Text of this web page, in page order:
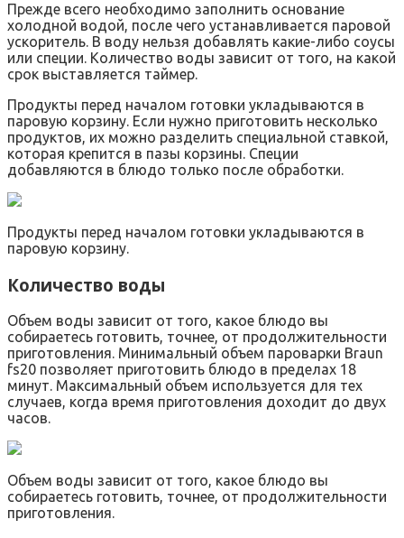
Прежде всего необходимо заполнить основание
холодной водой, после чего устанавливается паровой
ускоритель. В воду нельзя добавлять какие-либо соусы
или специи. Количество воды зависит от того, на какой
срок выставляется таймер.
Продукты перед началом готовки укладываются в
паровую корзину. Если нужно приготовить несколько
продуктов, их можно разделить специальной ставкой,
которая крепится в пазы корзины. Специи
добавляются в блюдо только после обработки.
Продукты перед началом готовки укладываются в
паровую корзину.
Количество воды
Объем воды зависит от того, какое блюдо вы
собираетесь готовить, точнее, от продолжительности
приготовления. Минимальный объем пароварки Braun
fs20 позволяет приготовить блюдо в пределах 18
минут. Максимальный объем используется для тех
случаев, когда время приготовления доходит до двух
часов.
Объем воды зависит от того, какое блюдо вы
собираетесь готовить, точнее, от продолжительности
приготовления.